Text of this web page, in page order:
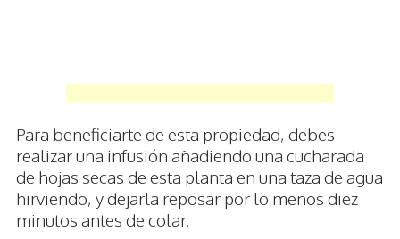
Para beneficiarte de esta propiedad, debes
realizar una infusión añadiendo una cucharada
de hojas secas de esta planta en una taza de agua
hirviendo, y dejarla reposar por lo menos diez
minutos antes de colar.